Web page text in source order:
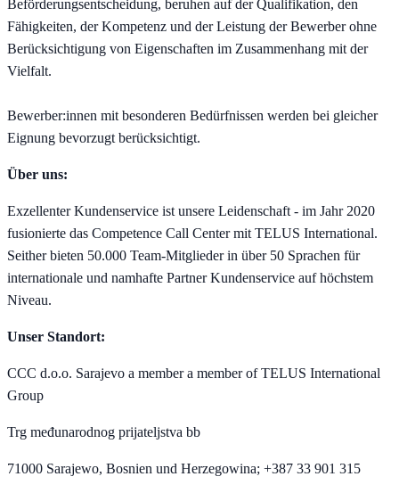
Beförderungsentscheidung, beruhen auf der Qualifikation, den
Fähigkeiten, der Kompetenz und der Leistung der Bewerber ohne
Berücksichtigung von Eigenschaften im Zusammenhang mit der
Vielfalt.
Bewerber:innen mit besonderen Bedürfnissen werden bei gleicher
Eignung bevorzugt berücksichtigt.
Über uns:
Exzellenter Kundenservice ist unsere Leidenschaft - im Jahr 2020
fusionierte das Competence Call Center mit TELUS International.
Seither bieten 50.000 Team-Mitglieder in über 50 Sprachen für
internationale und namhafte Partner Kundenservice auf höchstem
Niveau.
Unser Standort:
CCC d.o.o. Sarajevo a member a member of TELUS International
Group
Trg međunarodnog prijateljstva bb
71000 Sarajewo, Bosnien und Herzegowina; +387 33 901 315